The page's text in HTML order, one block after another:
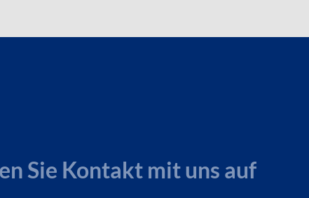
Sie Kontakt mit uns auf